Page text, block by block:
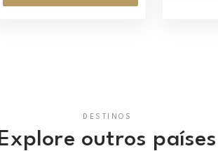
DESTINOS
Explore outros países